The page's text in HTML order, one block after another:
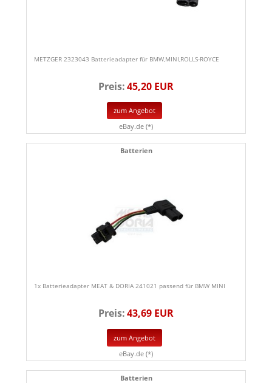
METZGER 2323043 Batterieadapter für BMW,MINI,ROLLS-ROYCE
Preis:45,20 EUR
zum Angebot
eBay.de (*)
Batterien
1x Batterieadapter MEAT & DORIA 241021 passend für BMW MINI
Preis:43,69 EUR
zum Angebot
eBay.de (*)
Batterien